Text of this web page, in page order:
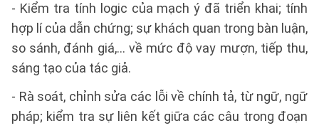
- Kiểm tra tính logic của mạch ý đã triển khai; tính
hợp lí của dẫn chứng; sự khách quan trong bàn luận,
so sánh, đánh giá,... về mức độ vay mượn, tiếp thu,
sáng tạo của tác giả.
- Rà soát, chỉnh sửa các lỗi về chính tả, từ ngữ, ngữ
pháp; kiểm tra sự liên kết giữa các câu trong đoạn